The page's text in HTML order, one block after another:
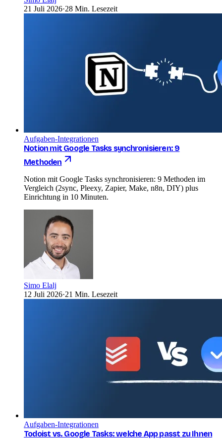
21 Juli 2026·28 Min. Lesezeit
Aufgaben-Integrationen
Notion mit Google Tasks synchronisieren: 9
Methoden
Notion mit Google Tasks synchronisieren: 9 Methoden im
Vergleich (2sync, Pleexy, Zapier, Make, n8n, DIY) plus
Einrichtung in 10 Minuten.
Simo Elalj
12 Juli 2026·21 Min. Lesezeit
Aufgaben-Integrationen
Todoist vs. Google Tasks: welche App passt zu Ihnen